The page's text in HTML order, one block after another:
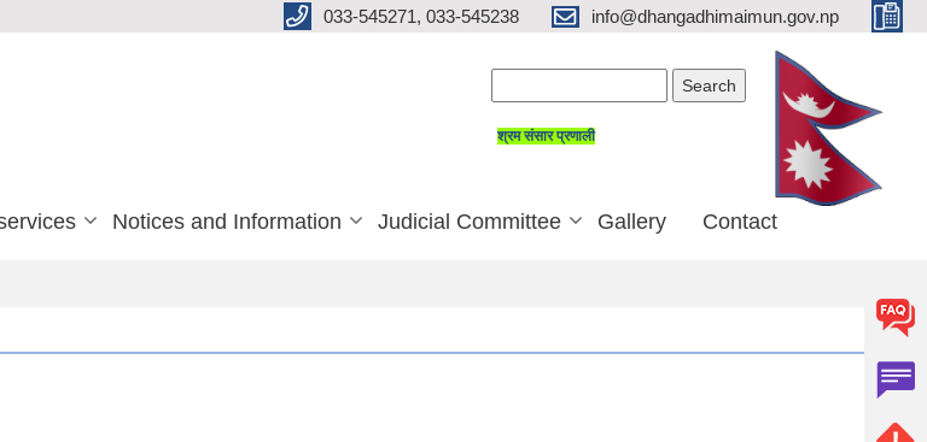
033-545271, 033-545238 info@dhangadhimaimun.gov.np
श्रम संसार प्रणाली
Notices and Information Judicial Committee Gallery Contact